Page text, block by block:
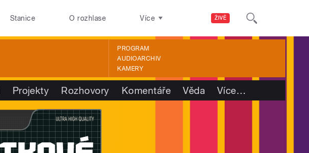
ŽIVĚ
Stanice O rozhlase Více
PROGRAM
AUDIOARCHIV
KAMERY
Projekty Rozhovory Komentáře Věda Více…